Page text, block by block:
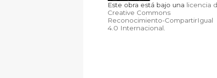
Este obra está bajo una licencia
Creative Commons
Reconocimiento-CompartirIgual
4.0 Internacional